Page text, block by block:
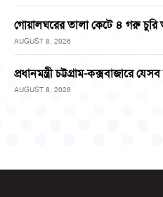
গোয়ালঘরের তালা কেটে ৪ গরু চুরি
AUGUST 8, 2026
প্রধানমন্ত্রী চট্টগ্রাম-কক্সবাজারে
AUGUST 8, 2026